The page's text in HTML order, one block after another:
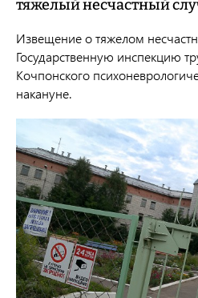
тяжелый несчастный
Извещение о тяжелом
Государственную инспекцию
Кочпонского
накануне.